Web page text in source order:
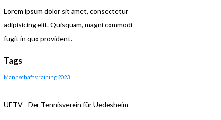
Lorem ipsum dolor sit amet, consectetur
adipisicing elit. Quisquam, magni commodi
fugit in quo provident.
Tags
Mannschaftstraining 2023
UETV - Der Tennisverein für Uedesheim